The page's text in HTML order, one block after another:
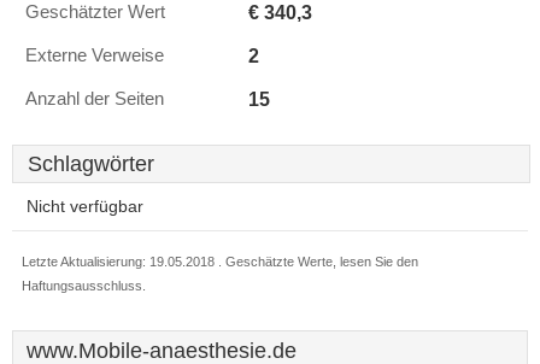
Geschätzter Wert € 340,3
Externe Verweise 2
Anzahl der Seiten 15
Schlagwörter
Nicht verfügbar
Letzte Aktualisierung: 19.05.2018 . Geschätzte Werte, lesen Sie den
Haftungsausschluss.
www.Mobile-anaesthesie.de